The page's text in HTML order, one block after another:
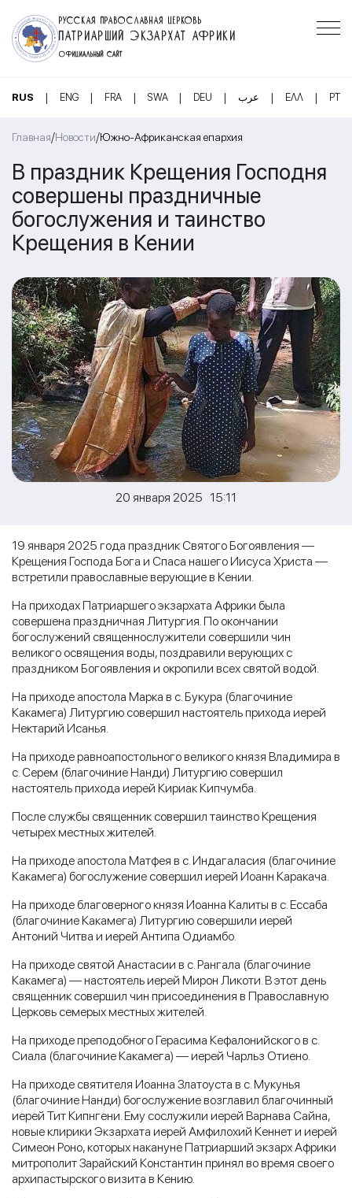
РУССКАЯ ПРАВОСЛАВНАЯ ЦЕРКОВЬ
ПАТРИАРШИЙ ЭКЗАРХАТ АФРИКИ
ОФИЦИАЛЬНЫЙ САЙТ
RUS | ENG | FRA | SWA | DEU | عرب | ΕΛΛ | PT
Главная/Новости/Южно-Африканская епархия
В праздник Крещения Господня
совершены праздничные
богослужения и таинство
Крещения в Кении
20 января 2025 15:11
19 января 2025 года праздник Святого Богоявления —
Крещения Господа Бога и Спаса нашего Иисуса Христа —
встретили православные верующие в Кении.
На приходах Патриаршего экзархата Африки была
совершена праздничная Литургия. По окончании
богослужений священнослужители совершили чин
великого освящения воды, поздравили верующих с
праздником Богоявления и окропили всех святой водой.
На приходе апостола Марка в с. Букура (благочиние
Какамега) Литургию совершил настоятель прихода иерей
Нектарий Исанья.
На приходе равноапостольного великого князя Владимира в
с. Серем (благочиние Нанди) Литургию совершил
настоятель прихода иерей Кириак Кипчумба.
После службы священник совершил таинство Крещения
четырех местных жителей.
На приходе апостола Матфея в с. Индагаласия (благочиние
Какамега) богослужение совершил иерей Иоанн Каракача.
На приходе благоверного князя Иоанна Калиты в с. Ессаба
(благочиние Какамега) Литургию совершили иерей
Антоний Читва и иерей Антипа Одиамбо.
На приходе святой Анастасии в с. Рангала (благочиние
Какамега) — настоятель иерей Мирон Ликоти. В этот день
священник совершил чин присоединения в Православную
Церковь семерых местных жителей.
На приходе преподобного Герасима Кефалонийского в с.
Сиала (благочиние Какамега) — иерей Чарльз Отиено.
На приходе святителя Иоанна Златоуста в с. Мукунья
(благочиние Нанди) богослужение возглавил благочинный
иерей Тит Кипнгени. Ему сослужили иерей Варнава Сайна,
новые клирики Экзархата иерей Амфилохий Кеннет и иерей
Симеон Роно, которых накануне Патриарший экзарх Африки
митрополит Зарайский Константин принял во время своего
архипастырского визита в Кению.